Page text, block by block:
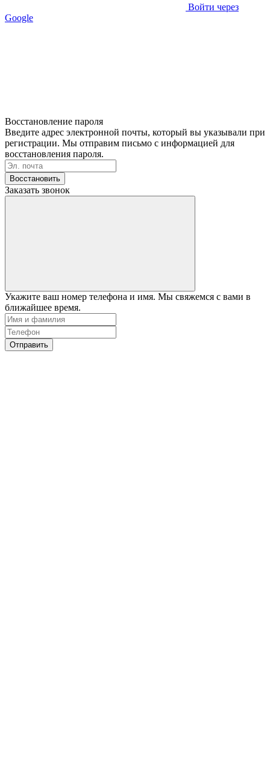
Войти через
Google
Восстановление пароля
Введите адрес электронной почты, который вы указывали при
регистрации. Мы отправим письмо с информацией для
восстановления пароля.
Восстановить
Заказать звонок
Укажите ваш номер телефона и имя. Мы свяжемся с вами в
ближайшее время.
Отправить